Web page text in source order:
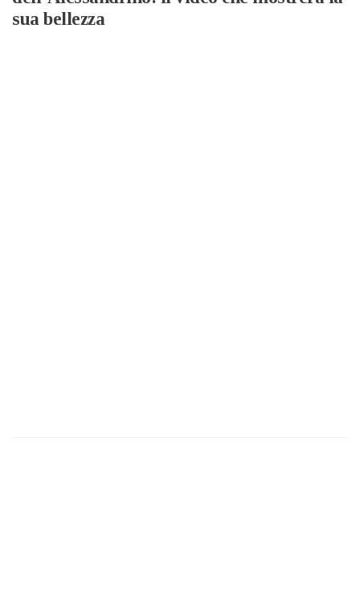
sua bellezza